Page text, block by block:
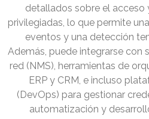
detallados sobre el acceso
privilegiadas, lo que permite
eventos y una detección
Además, puede integrarse con
red (NMS), herramientas de
ERP y CRM, e incluso
(DevOps) para gestionar
automatización y